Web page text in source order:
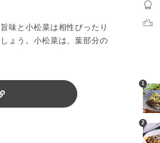
味と小松菜は相性ぴったり
ょう。小松菜は、葉部分の
1
2